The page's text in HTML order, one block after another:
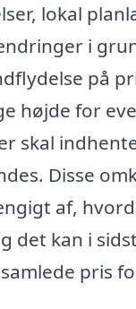
lokal
i
på
højde for
skal
Disse
af,
det kan i
pris